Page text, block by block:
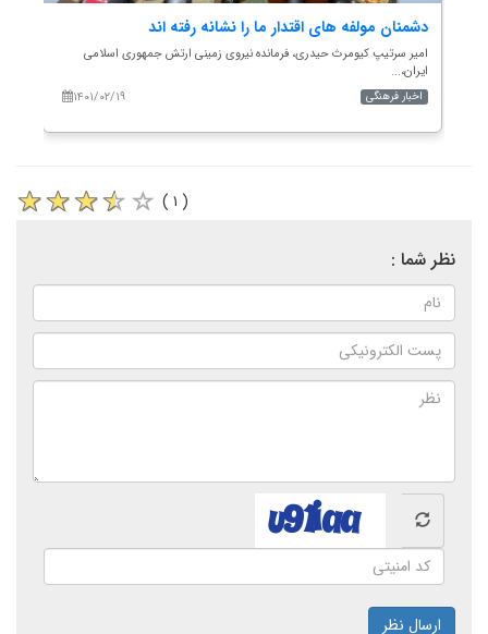
دشمنان مولفه های اقتدار ما را نشانه رفته اند
امیر سرتیپ کیومرث حیدری، فرمانده نیروی زمینی ارتش جمهوری اسلامی
ایران،...
۱۴۰۱/۰۲/۱۹
اخبار فرهنگی
( ۱ )
نظر شما :
ارسال نظر